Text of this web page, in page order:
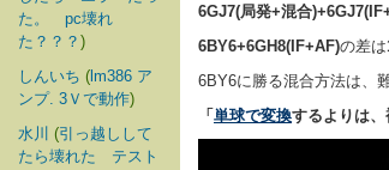
た。 pc壊れ
た？？？ )
しんいち ( lm386 ア
ンプ. 3Ｖで動作)
水川 (引っ越しして
たら壊れた テスト
6GJ7(局発+混合
6BY6+6GH8(IF+AF)の差は
6BY6に勝る混合方法は、
「 単球で変換するよりは、